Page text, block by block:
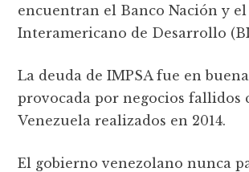
encuentran el Banco Nación y el
Interamericano de Desarrollo
La deuda de IMPSA fue en
provocada por negocios fallidos
Venezuela realizados en 2014.
El gobierno venezolano nunca